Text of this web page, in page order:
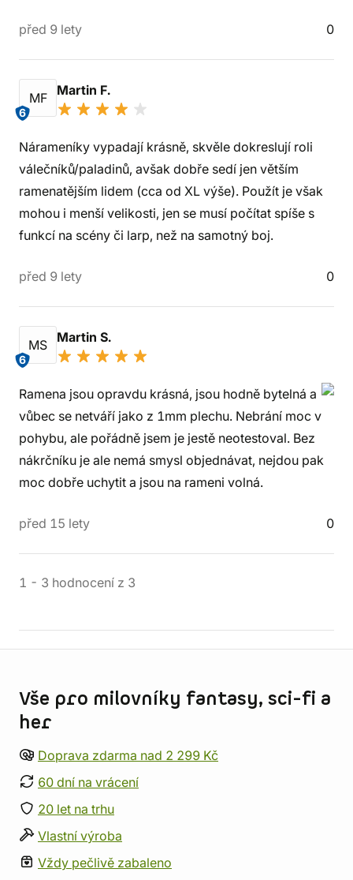
před 9 lety 0
MF
6
Martin F.
Nárameníky vypadají krásně, skvěle dokreslují roli
válečníků/paladinů, avšak dobře sedí jen větším
ramenatějším lidem (cca od XL výše). Použít je však
mohou i menší velikosti, jen se musí počítat spíše s
funkcí na scény či larp, než na samotný boj.
před 9 lety 0
MS
6
Martin S.
Ramena jsou opravdu krásná, jsou hodně bytelná a
vůbec se netváří jako z 1mm plechu. Nebrání moc v
pohybu, ale pořádně jsem je jestě neotestoval. Bez
nákrčníku je ale nemá smysl objednávat, nejdou pak
moc dobře uchytit a jsou na rameni volná.
před 15 lety 0
1 - 3 hodnocení z 3
Vše pro milovníky fantasy, sci-fi a
her
Doprava zdarma nad 2 299 Kč
60 dní na vrácení
20 let na trhu
Vlastní výroba
Vždy pečlivě zabaleno